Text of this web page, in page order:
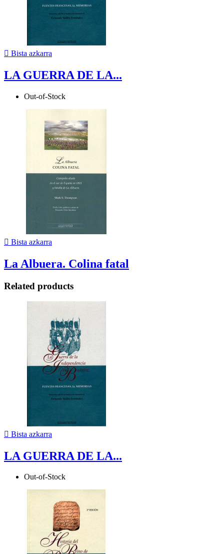
 Bista azkarra
LA GUERRA DE LA...
Out-of-Stock
 Bista azkarra
La Albuera. Colina fatal
Related products
 Bista azkarra
LA GUERRA DE LA...
Out-of-Stock